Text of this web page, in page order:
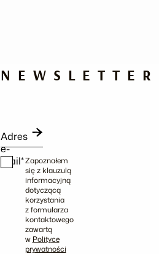
NEWSLETTER
Adres
e-
mail*Zapoznałem
się z klauzulą
informacyjną
dotyczącą
korzystania
z formularza
kontaktowego
zawartą
w Polityce
prywatności